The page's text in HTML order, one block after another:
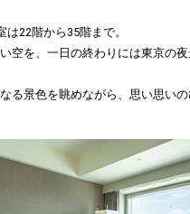
は22階から35階まで。
空を、一日の終わりには東京の
る景色を眺めながら、思い思い